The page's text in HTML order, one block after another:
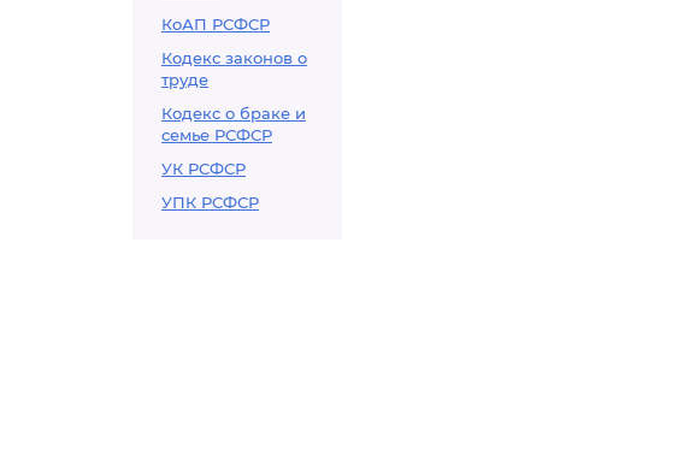
КоАП РСФСР
Кодекс законов о
труде
Кодекс о браке и
семье РСФСР
УК РСФСР
УПК РСФСР